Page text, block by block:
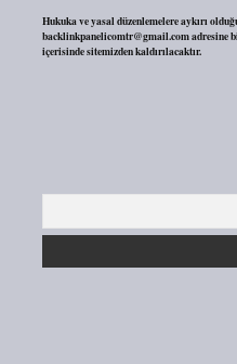
Hukuka ve yasal düzenlemelere aykırı
backlinkpanelicomtr@gmail.comadresine
içerisinde sitemizden kaldırılacaktır.